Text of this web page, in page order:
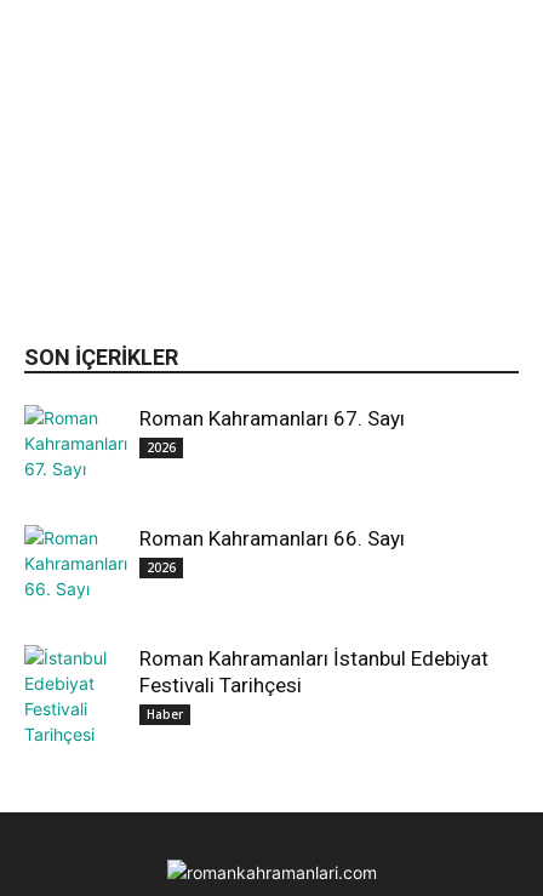
SON IÇERIKLER
Roman Kahramanları 67. Sayı
2026
Roman Kahramanları 66. Sayı
2026
Roman Kahramanları İstanbul Edebiyat
Festivali Tarihçesi
Haber